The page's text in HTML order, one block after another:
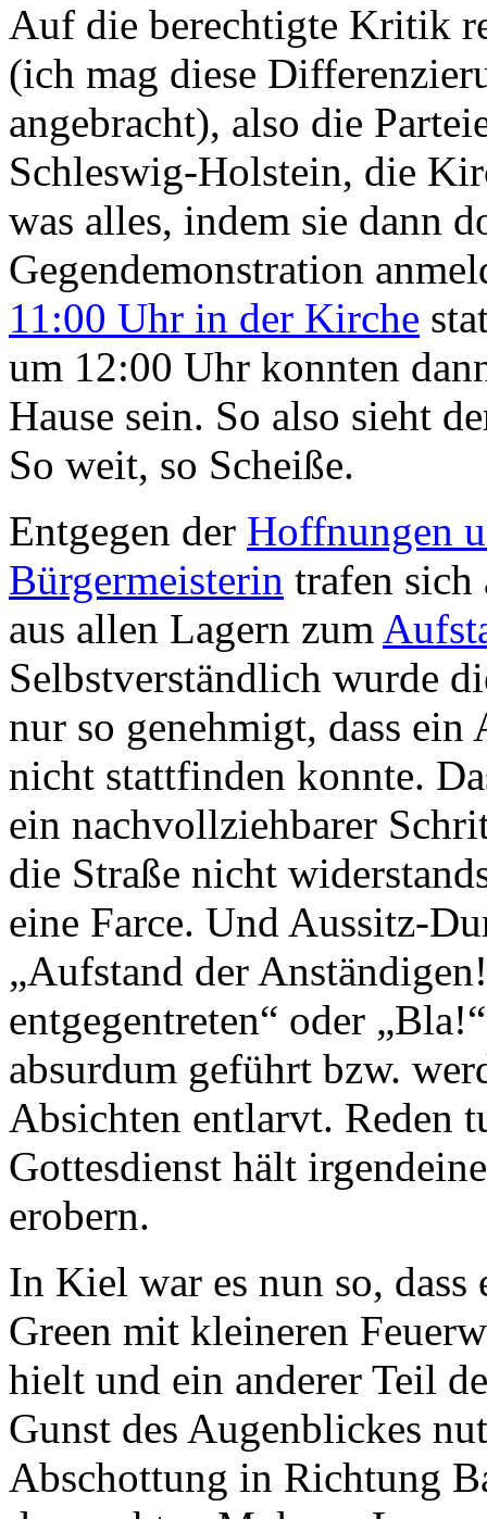
Auf die berechtigte Kritik
(ich mag diese
angebracht), also die
Schleswig-Holstein, die
was alles, indem sie dann
Gegendemonstration
11:00 Uhr in der Kirche
um 12:00 Uhr konnten
Hause sein. So also sieht
So weit, so Scheiße.
Entgegen der Hoffnungen
Bürgermeisterin trafen sich
aus allen Lagern zum
Selbstverständlich wurde
nur so genehmigt, dass
nicht stattfinden konnte.
ein nachvollziehbarer
die Straße nicht
eine Farce. Und Aussitz-
„Aufstand der
entgegentreten“ oder
absurdum geführt bzw.
Absichten entlarvt. Reden
Gottesdienst hält
erobern.
In Kiel war es nun so,
Green mit kleineren
hielt und ein anderer Teil
Gunst des Augenblickes
Abschottung in Richtung